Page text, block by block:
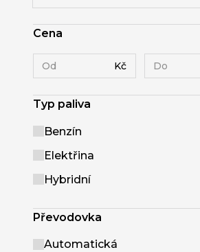
Cena
Kč
Typ paliva
Benzín
Elektřina
Hybridní
Převodovka
Automatická